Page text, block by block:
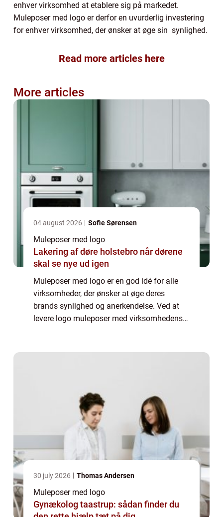
enhver virksomhed at etablere sig på markedet.
Muleposer med logo er derfor en uvurderlig investering
for enhver virksomhed, der ønsker at øge sin synlighed.
Read more articles here
More articles
04 august 2026 Sofie Sørensen
Muleposer med logo
Lakering af døre holstebro når dørene
skal se nye ud igen
Muleposer med logo er en god idé for alle
virksomheder, der ønsker at øge deres
brands synlighed og anerkendelse. Ved at
levere logo muleposer med virksomhedens
30 july 2026 Thomas Andersen
Muleposer med logo
Gynækolog taastrup: sådan finder du